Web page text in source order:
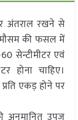
अंतराल रखने से
मौसम की फसल में
सेन्टीमीटर एवं
होना चाहिए।
एकड़ होने पर